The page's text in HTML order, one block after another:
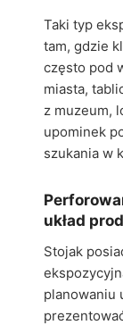
Taki typ
tam, gdzie
często pod
miasta,
z muzeum,
upominek
szukania w
układ
Stojak
planowaniu